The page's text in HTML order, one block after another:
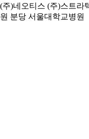
(주)네오티스 (주)스트라
원 분당 서울대학교병원